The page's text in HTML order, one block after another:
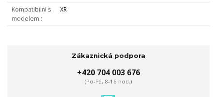
Kompatibilní s
modelem:
XR
Zákaznická podpora
+420 704 003 676
(Po-Pá, 8-16 hod.)